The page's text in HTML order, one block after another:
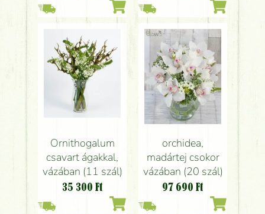
Ornithogalum
csavart ágakkal,
vázában (11 szál)
35 300 Ft
orchidea,
madártej csokor
vázában (20 szál)
97 690 Ft